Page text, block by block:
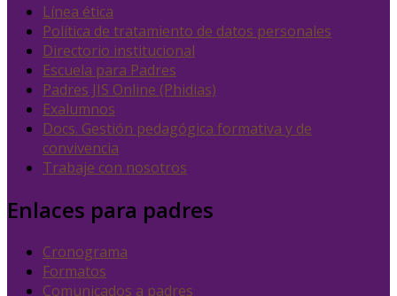
Línea ética
Política de tratamiento de datos personales
Directorio institucional
Escuela para Padres
Padres JIS Online (Phidias)
Exalumnos
Docs. Gestión pedagógica formativa y de
convivencia
Trabaje con nosotros
Enlaces para padres
Cronograma
Formatos
Comunicados a padres